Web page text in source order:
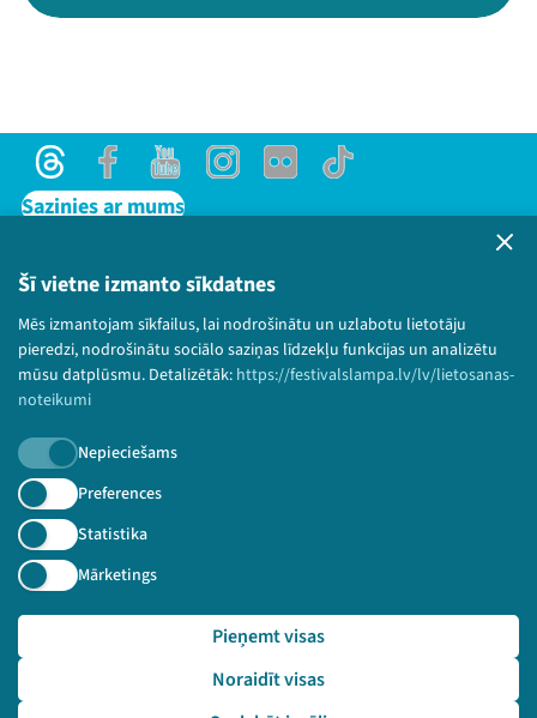
Šī vietne izmanto sīkdatnes
Mēs izmantojam sīkfailus, lai nodrošinātu un uzlabotu lietotāju
pieredzi, nodrošinātu sociālo saziņas līdzekļu funkcijas un analizētu
mūsu datplūsmu. Detalizētāk: https://festivalslampa.lv/lv/lietosanas-
noteikumi
Nepieciešams
Preferences
Statistika
Mārketings
Noraidīt visas
Pieņemt visas
ThreadsFacebookYoutubeInstagram
Flick TikTok
Sazinies ar mums
Lietošanas noteikumi un sīkdatņu politika
Bērnu aizsardzības politika
© 2026 Sarunu festivāls LAMPA Visas tiesības
paturētas.
Piesakies jaunumiem!
Nepalaid garām aktuālāko informāciju!
Pieteikties
🔗 https://festivalslampa.lv/lv/dalibnieki/3780